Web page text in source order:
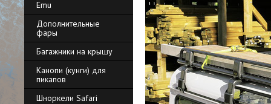
Emu
Дополнительные
фары
Багажники на крышу
Канопи (кунги) для
пикапов
Шноркели Safari